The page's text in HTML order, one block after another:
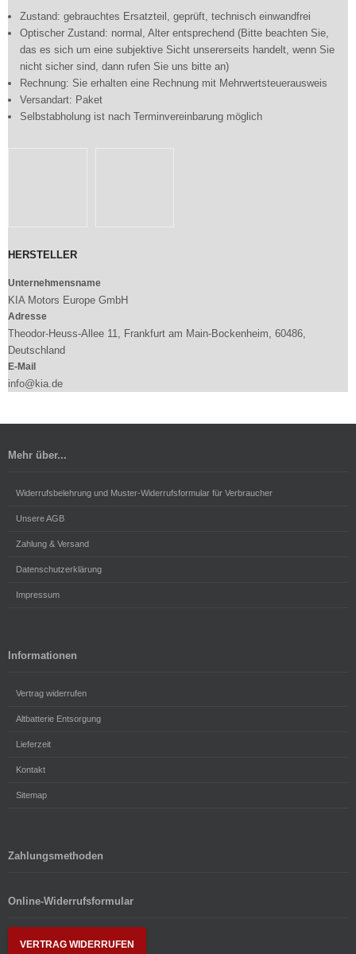
Zustand: gebrauchtes Ersatzteil, geprüft, technisch einwandfrei
Optischer Zustand: normal, Alter entsprechend (Bitte beachten Sie,
das es sich um eine subjektive Sicht unsererseits handelt, wenn Sie
nicht sicher sind, dann rufen Sie uns bitte an)
Rechnung: Sie erhalten eine Rechnung mit Mehrwertsteuerausweis
Versandart: Paket
Selbstabholung ist nach Terminvereinbarung möglich
HERSTELLER
Unternehmensname
KIA Motors Europe GmbH
Adresse
Theodor-Heuss-Allee 11, Frankfurt am Main-Bockenheim, 60486,
Deutschland
E-Mail
info@kia.de
Mehr über...
Widerrufsbelehrung und Muster-Widerrufsformular für Verbraucher
Unsere AGB
Zahlung & Versand
Datenschutzerklärung
Impressum
Informationen
Vertrag widerrufen
Altbatterie Entsorgung
Lieferzeit
Kontakt
Sitemap
Zahlungsmethoden
Online-Widerrufsformular
VERTRAG WIDERRUFEN